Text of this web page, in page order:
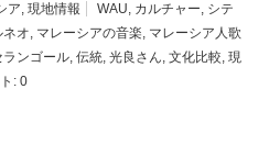
ア, 現地情報 WAU, カルチャー, シテ
ネオ, マレーシアの音楽, マレーシア人歌
ランゴール, 伝統, 光良さん, 文化比較, 現
: 0